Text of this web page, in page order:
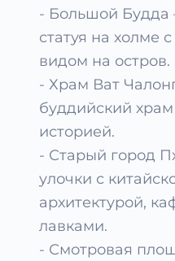
- Большой Будда
статуя на холме
видом на остров.
- Храм Ват
буддийский храм
историей.
- Старый город
улочки с
архитектурой,
лавками.
- Смотровая